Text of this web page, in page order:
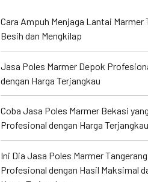
Cara Ampuh Menjaga Lantai Marmer
Besih dan Mengkilap
Jasa Poles Marmer Depok
dengan Harga Terjangkau
Coba Jasa Poles Marmer Bekasi yang
Profesional dengan Harga Terjangkau
Ini Dia Jasa Poles Marmer
Profesional dengan Hasil Maksimal